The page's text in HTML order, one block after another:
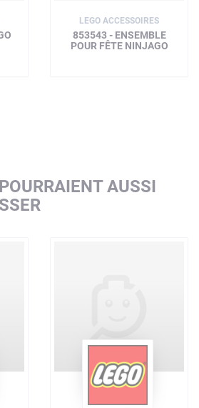
LEGO ACCESSOIRES
853543 - ENSEMBLE
POUR FÊTE NINJAGO
AUSSI